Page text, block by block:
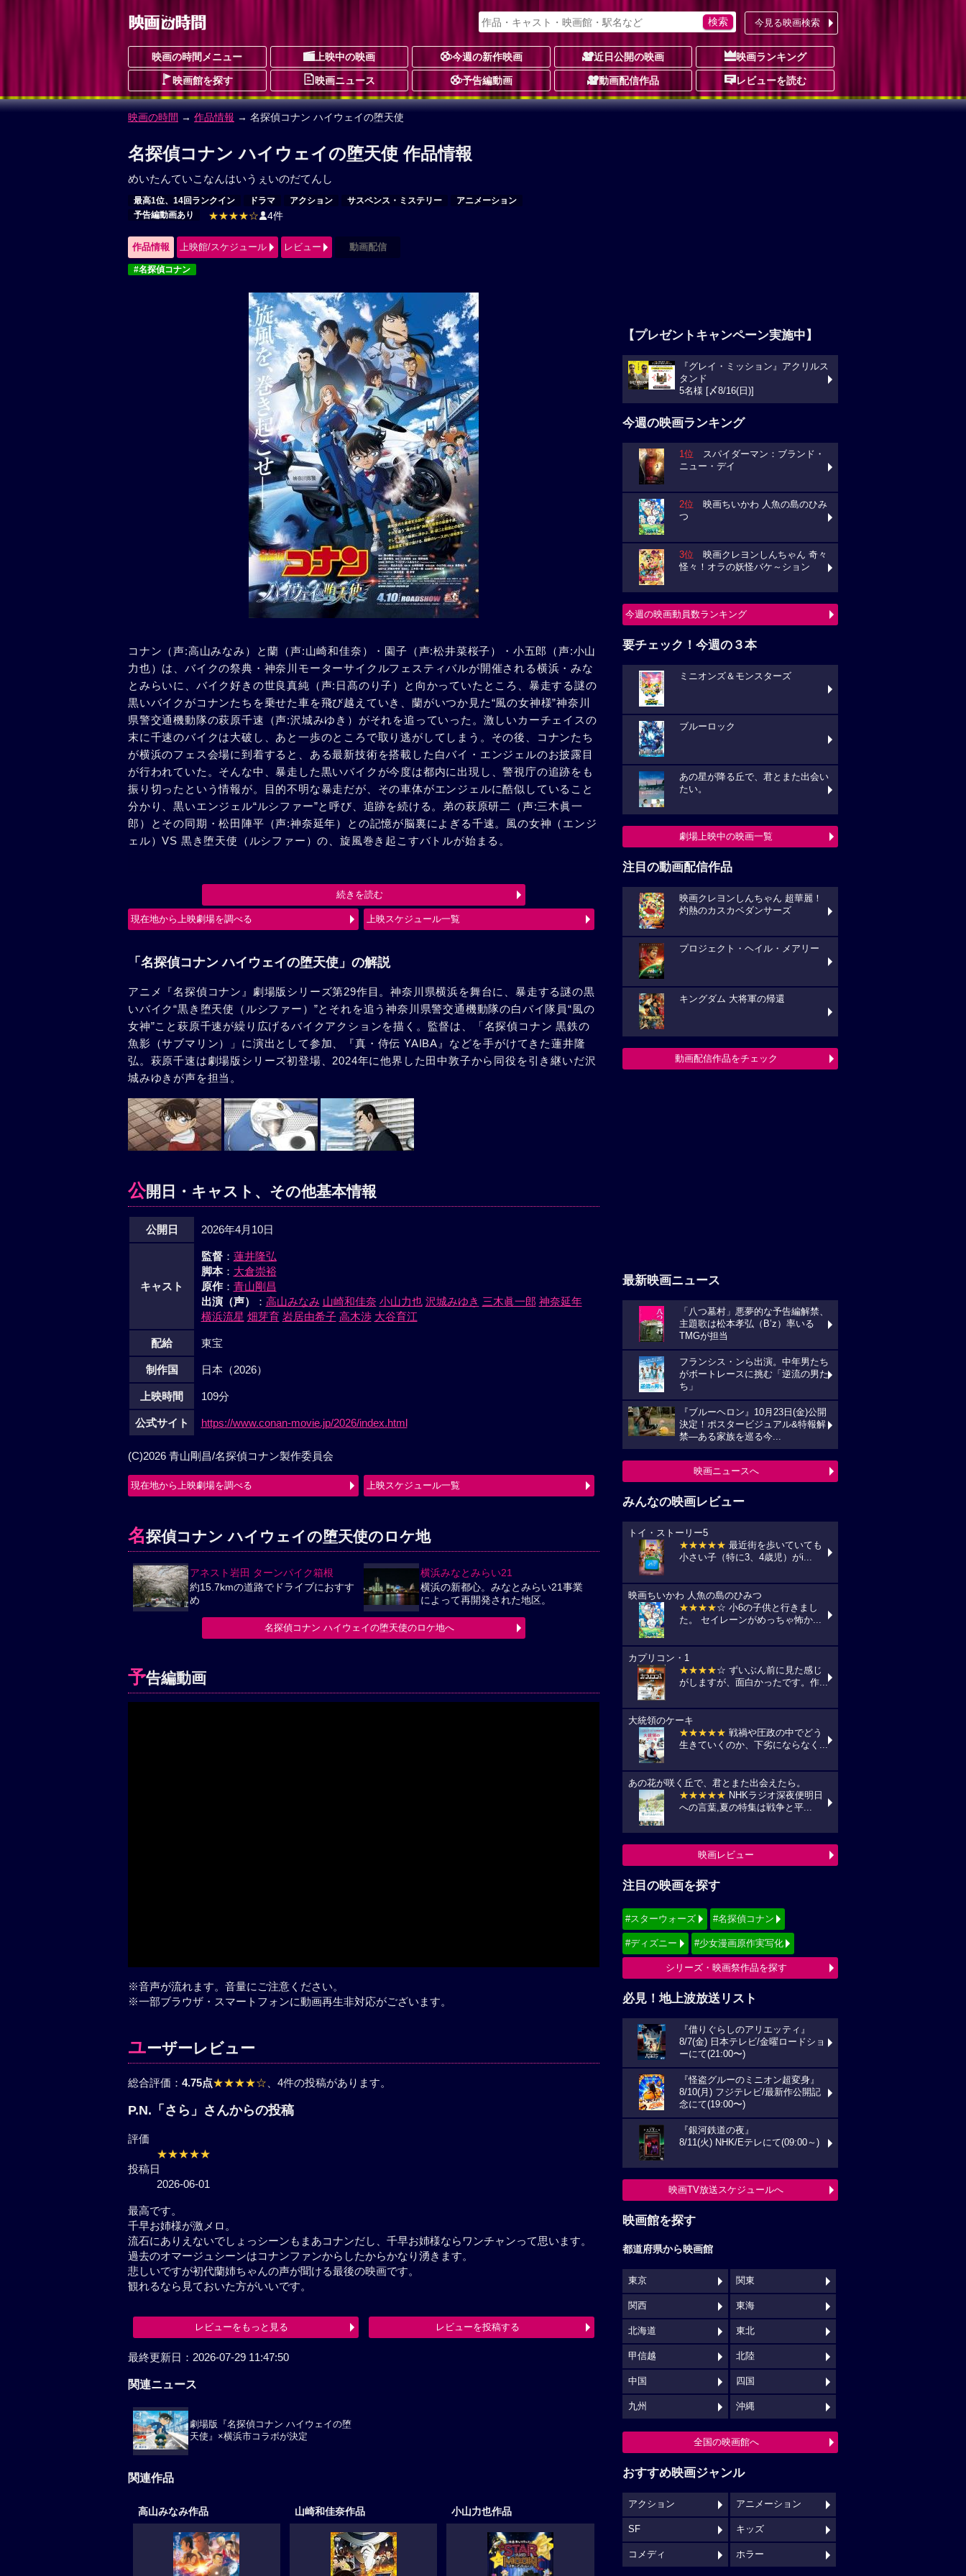
今見る映画検索
映画の時間メニュー 上映中の映画 今週の新作映画 近日公開の映画 映画ランキング
映画館を探す 映画ニュース 予告編動画 動画配信作品 レビューを読む
映画の時間 → 作品情報 → 名探偵コナン ハイウェイの堕天使
名探偵コナン ハイウェイの堕天使 作品情報
めいたんていこなんはいうぇいのだてんし
最高1位、14回ランクイン ドラマ アクション サスペンス・ミステリー
アニメーション
予告編動画あり
★★★★☆ 4件
作品情報 上映館/スケジュール レビュー 動画配信
#名探偵コナン
コナン（声:高山みなみ）と蘭（声:山崎和佳奈）・園子（声:松井菜桜子）・小五郎（声:小山
力也）は、バイクの祭典・神奈川モーターサイクルフェスティバルが開催される横浜・みな
とみらいに、バイク好きの世良真純（声:日髙のり子）と向かっていたところ、暴走する謎の
黒いバイクがコナンたちを乗せた車を飛び越えていき、蘭がいつか見た“風の女神様”神奈川
県警交通機動隊の萩原千速（声:沢城みゆき）がそれを追っていった。激しいカーチェイスの
末に千速のバイクは大破し、あと一歩のところで取り逃がしてしまう。その後、コナンたち
が横浜のフェス会場に到着すると、ある最新技術を搭載した白バイ・エンジェルのお披露目
が行われていた。そんな中、暴走した黒いバイクが今度は都内に出現し、警視庁の追跡をも
振り切ったという情報が。目的不明な暴走だが、その車体がエンジェルに酷似していること
分かり、黒いエンジェル“ルシファー”と呼び、追跡を続ける。弟の萩原研二（声:三木眞一
郎）とその同期・松田陣平（声:神奈延年）との記憶が脳裏によぎる千速。風の女神（エンジ
ェル）VS 黒き堕天使（ルシファー）の、旋風巻き起こすバトルが始まる。
続きを読む
現在地から上映劇場を調べる 上映スケジュール一覧
「名探偵コナン ハイウェイの堕天使」の解説
アニメ『名探偵コナン』劇場版シリーズ第29作目。神奈川県横浜を舞台に、暴走する謎の黒
いバイク“黒き堕天使（ルシファー）”とそれを追う神奈川県警交通機動隊の白バイ隊員“風の
女神”こと萩原千速が繰り広げるバイクアクションを描く。監督は、「名探偵コナン 黒鉄の
魚影（サブマリン）」に演出として参加、『真・侍伝 YAIBA』などを手がけてきた蓮井隆
弘。萩原千速は劇場版シリーズ初登場、2024年に他界した田中敦子から同役を引き継いだ沢
城みゆきが声を担当。
公開日・キャスト、その他基本情報
公開日 2026年4月10日
キャスト
監督：蓮井隆弘
脚本：大倉崇裕
原作：青山剛昌
出演（声）
：高山みなみ 山崎和佳奈 小山力也 沢城みゆき 三木眞一郎 神奈延年
横浜流星 畑芽育 岩居由希子 高木渉 大谷育江
配給 東宝
制作国 日本（2026）
上映時間 109分
公式サイト https://www.conan-movie.jp/2026/index.html
(C)2026 青山剛昌/名探偵コナン製作委員会
現在地から上映劇場を調べる 上映スケジュール一覧
名探偵コナン ハイウェイの堕天使のロケ地
アネスト岩田 ターンパイク箱根
約15.7kmの道路でドライブにおすす
め
横浜みなとみらい21
横浜の新都心。みなとみらい21事業
によって再開発された地区。
名探偵コナン ハイウェイの堕天使のロケ地へ
予告編動画
※音声が流れます。音量にご注意ください。
※一部ブラウザ・スマートフォンに動画再生非対応がございます。
ユーザーレビュー
総合評価： 4.75点★★★★☆、4件の投稿があります。
評価
★★★★★
最高です。
千早お姉様が激メロ。
流石にありえないでしょっシーンもまあコナンだし、千早お姉様ならワンチャンって思
います。
過去のオマージュシーンはコナンファンからしたからかなり湧きます。
悲しいですが初代蘭姉ちゃんの声が聞ける最後の映画です。
観れるなら見ておいた方がいいです。
レビューをもっと見る レビューを投稿する
関連ニュース
劇場版『名探偵コナン ハイウェイの堕
天使』×横浜市コラボが決定
関連作品
高山みなみ作品 山崎和佳奈作品 小山力也作品
【プレゼントキャンペーン実施中】
『グレイ・ミッション』アクリルス
タンド
5名様 [〆8/16(日)]
今週の映画ランキング
1位 スパイダーマン：ブランド・
ニュー・デイ
2位 映画ちいかわ 人魚の島のひみ
つ
3位 映画クレヨンしんちゃん 奇々
怪々！オラの妖怪バケ～ション
今週の映画動員数ランキング
要チェック！今週の３本
ミニオンズ＆モンスターズ
ブルーロック
あの星が降る丘で、君とまた出会い
たい。
劇場上映中の映画一覧
注目の動画配信作品
映画クレヨンしんちゃん 超華麗！
灼熱のカスカベダンサーズ
プロジェクト・ヘイル・メアリー
キングダム 大将軍の帰還
動画配信作品をチェック
最新映画ニュース
「八つ墓村」悪夢的な予告編解禁、
主題歌は松本孝弘（B’z）率いる
TMGが担当
フランシス・ンら出演。中年男たち
がボートレースに挑む「逆流の男た
ち」
『ブルーヘロン』10月23日(金)公開
決定！ポスタービジュアル&特報解
禁―ある家族を巡る今...
映画ニュースへ
みんなの映画レビュー
トイ・ストーリー5
★★★★★ 最近街を歩いていても
小さい子（特に3、4歳児）がi...
映画ちいかわ 人魚の島のひみつ
★★★★☆ 小6の子供と行きまし
た。 セイレーンがめっちゃ怖か...
カプリコン・1
★★★★☆ ずいぶん前に見た感じ
がしますが、面白かったです。作...
大統領のケーキ
★★★★★ 戦禍や圧政の中でどう
生きていくのか、下劣にならなく...
あの花が咲く丘で、君とまた出会えたら。
★★★★★ NHKラジオ深夜便明日
への言葉,夏の特集は戦争と平...
映画レビュー
注目の映画を探す
#スターウォーズ #名探偵コナン
#ディズニー #少女漫画原作実写化
シリーズ・映画祭作品を探す
必見！地上波放送リスト
『借りぐらしのアリエッティ』
8/7(金) 日本テレビ/金曜ロードショ
ーにて(21:00〜)
『怪盗グルーのミニオン超変身』
8/10(月) フジテレビ/最新作公開記
念にて(19:00〜)
『銀河鉄道の夜』
8/11(火) NHK/Eテレにて(09:00～)
映画TV放送スケジュールへ
映画館を探す
都道府県から映画館
東京 関東
関西 東海
北海道 東北
甲信越 北陸
中国 四国
九州 沖縄
全国の映画館へ
おすすめ映画ジャンル
アクション アニメーション
SF キッズ
コメディ ホラー